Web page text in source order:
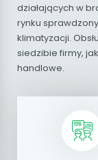
działających w
rynku
klimatyzacji.
siedzibie firmy,
handlowe.